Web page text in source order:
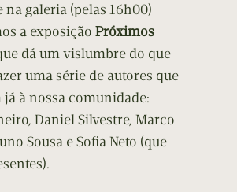
na galeria (pelas 16h00)
a exposição Próximos
dá um vislumbre do que
uma série de autores que
à nossa comunidade:
Daniel Silvestre, Marco
Sousa e Sofia Neto (que